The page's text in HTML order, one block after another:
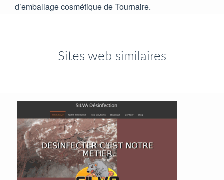
d’emballage cosmétique de Tournaire.
Sites web similaires